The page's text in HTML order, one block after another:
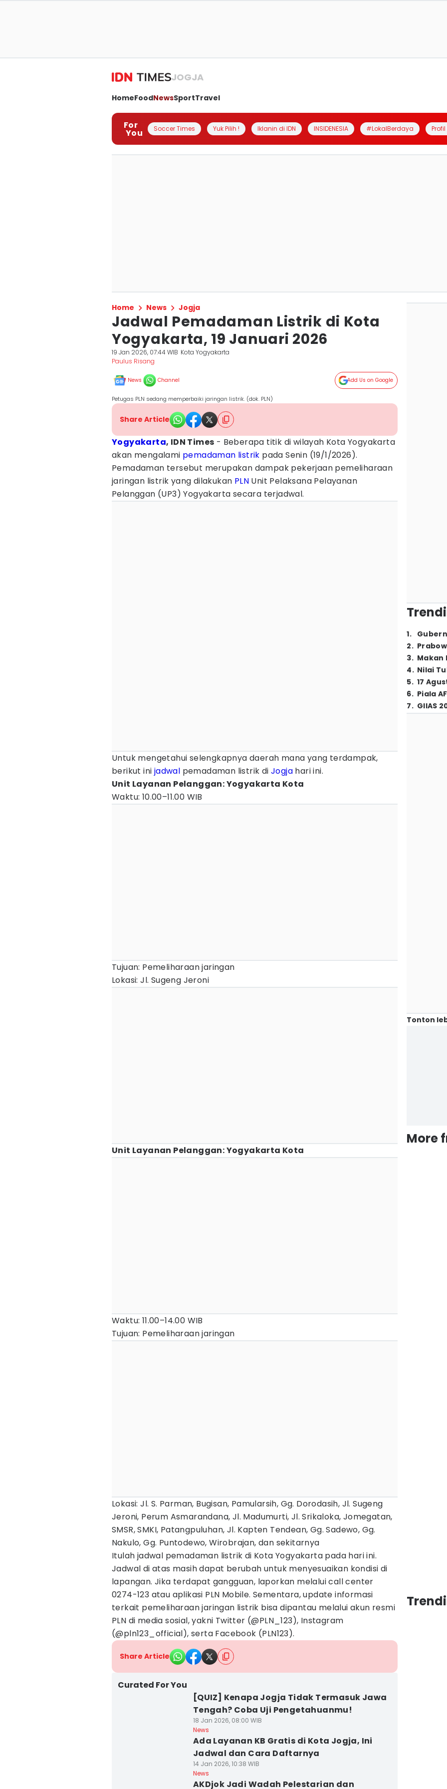
JOGJA
HomeFoodNewsSportTravel
For
You Soccer Times Yuk Pilih ! Iklanin di IDN INSIDENESIA #LokalBerdaya
Home News Jogja
Jadwal Pemadaman Listrik di Kota
Yogyakarta, 19 Januari 2026
19 Jan 2026, 07:44 WIB Kota Yogyakarta
Paulus Risang
News Channel Add Us on Google
Petugas PLN sedang memperbaiki jaringan listrik. (dok. PLN)
Share Article
Yogyakarta, IDN Times - Beberapa titik di wilayah Kota Yogyakarta
akan mengalami pemadaman listrik pada Senin (19/1/2026).
Pemadaman tersebut merupakan dampak pekerjaan pemeliharaan
jaringan listrik yang dilakukan PLN Unit Pelaksana Pelayanan
Pelanggan (UP3) Yogyakarta secara terjadwal.
Untuk mengetahui selengkapnya daerah mana yang terdampak,
berikut ini jadwal pemadaman listrik diJogja hari ini.
Unit Layanan Pelanggan: Yogyakarta Kota
Waktu: 10.00–11.00 WIB
Tujuan: Pemeliharaan jaringan
Lokasi: Jl. Sugeng Jeroni
Unit Layanan Pelanggan: Yogyakarta Kota
Waktu: 11.00–14.00 WIB
Tujuan: Pemeliharaan jaringan
Lokasi: Jl. S. Parman, Bugisan, Pamularsih, Gg. Dorodasih, Jl. Sugeng
Jeroni, Perum Asmarandana, Jl. Madumurti, Jl. Srikaloka, Jomegatan,
SMSR, SMKI, Patangpuluhan, Jl. Kapten Tendean, Gg. Sadewo, Gg.
Nakulo, Gg. Puntodewo, Wirobrajan, dan sekitarnya
Itulah jadwal pemadaman listrik di Kota Yogyakarta pada hari ini.
Jadwal di atas masih dapat berubah untuk menyesuaikan kondisi di
lapangan. Jika terdapat gangguan, laporkan melalui call center
0274-123 atau aplikasi PLN Mobile. Sementara, update informasi
terkait pemeliharaan jaringan listrik bisa dipantau melalui akun resmi
PLN di media sosial, yakni Twitter (@PLN_123), Instagram
(@pln123_official), serta Facebook (PLN123).
Share Article
Curated For You
[QUIZ] Kenapa Jogja Tidak Termasuk Jawa
Tengah? Coba Uji Pengetahuanmu!
18 Jan 2026, 08:00 WIB
News
Ada Layanan KB Gratis di Kota Jogja, Ini
Jadwal dan Cara Daftarnya
14 Jan 2026, 10:38 WIB
News
AKDjok Jadi Wadah Pelestarian dan
1.
2.
3. Makan
4. Nilai
5. 17
6. Piala
7. GIIAS
Tonton
More